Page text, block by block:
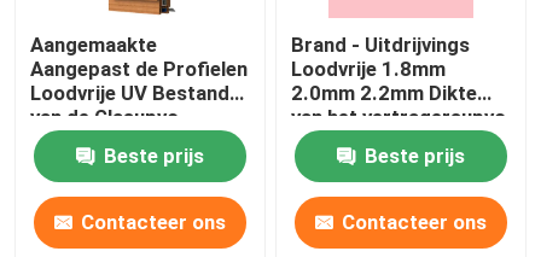
Aangemaakte
Aangepast de Profielen
Loodvrije UV Bestand
van de Glasupvc
Uitdrijving
Beste prijs
Contacteer ons
Brand - Uitdrijvings
Loodvrije 1.8mm
2.0mm 2.2mm Dikte
van het vertragersupvc
Profiel
Beste prijs
Contacteer ons